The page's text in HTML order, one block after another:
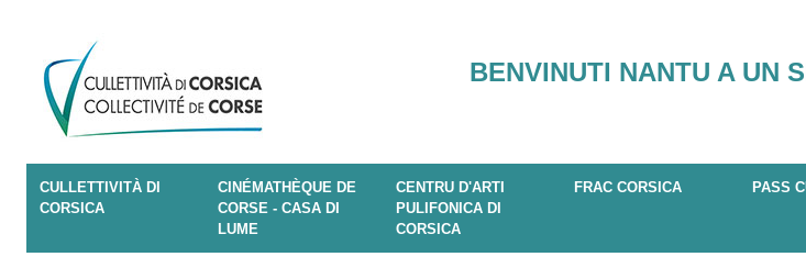
BENVINUTI NANTU A UN
CULLETTIVITÀ DI
CORSICA
CINÉMATHÈQUE DE
CORSE - CASA DI
LUME
CENTRU D'ARTI
PULIFONICA DI
CORSICA
FRAC CORSICA PASS